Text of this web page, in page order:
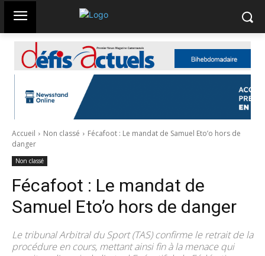
Accueil Non classé
Fécafoot : Le mandat de Samuel Eto’o hors de
danger
Non classé
Fécafoot : Le mandat de
Samuel Eto’o hors de danger
Le tribunal Arbitral du Sport (TAS) confirme le retrait de la
procédure en cours, mettant ainsi fin à la menace qui